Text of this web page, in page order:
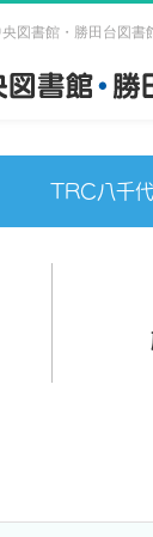
図書館・勝田台図書
TRC八千